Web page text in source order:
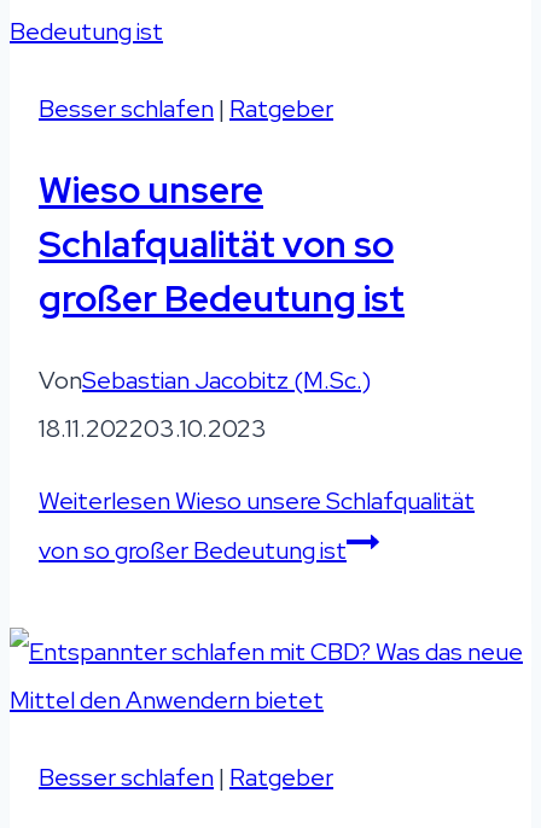
Besser schlafen| Ratgeber
Wieso unsere
Schlafqualität von so
großer Bedeutung ist
VonSebastian Jacobitz (M.Sc.)
18.11.202203.10.2023
WeiterlesenWieso unsere Schlafqualität
von so großer Bedeutung ist
Besser schlafen| Ratgeber